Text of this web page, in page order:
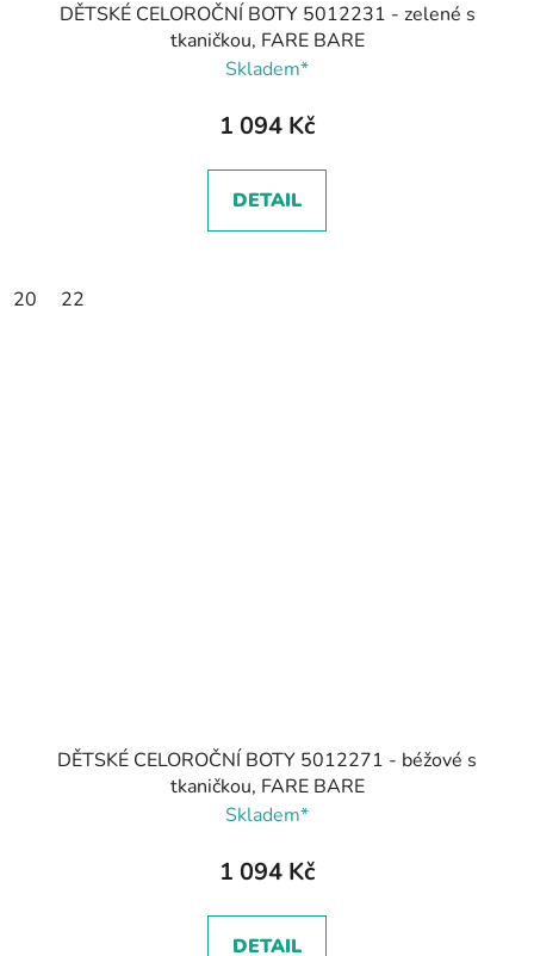
DĚTSKÉ CELOROČNÍ BOTY 5012231 - zelené s
tkaničkou, FARE BARE
Skladem*
1 094 Kč
DETAIL
20 22
DĚTSKÉ CELOROČNÍ BOTY 5012271 - béžové s
tkaničkou, FARE BARE
Skladem*
1 094 Kč
DETAIL